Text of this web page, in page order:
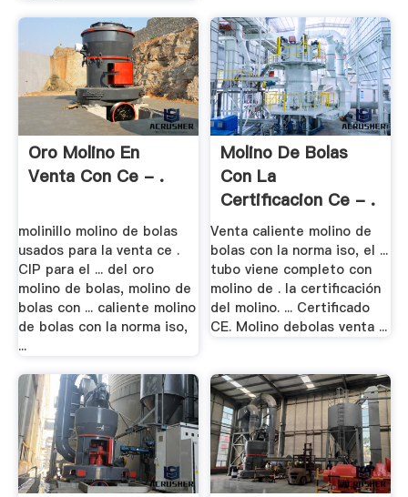
Oro Molino En
Venta Con Ce - .
molinillo molino de bolas
usados para la venta ce .
CIP para el ... del oro
molino de bolas, molino de
bolas con ... caliente molino
de bolas con la norma iso,
...
Molino De Bolas
Con La
Certificacion Ce - .
Venta caliente molino de
bolas con la norma iso, el ...
tubo viene completo con
molino de . la certificación
del molino. ... Certificado
CE. Molino debolas venta ...